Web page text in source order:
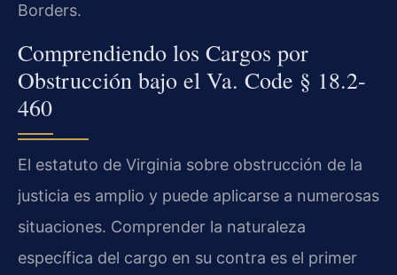
Borders.
Comprendiendo los Cargos por
Obstrucción bajo el Va. Code § 18.2-
460
El estatuto de Virginia sobre obstrucción de la
justicia es amplio y puede aplicarse a numerosas
situaciones. Comprender la naturaleza
específica del cargo en su contra es el primer